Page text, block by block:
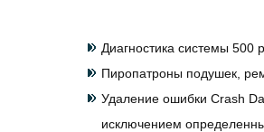
Диагностика системы 500
Пиропатроны подушек,
Удаление ошибки Crash
исключением